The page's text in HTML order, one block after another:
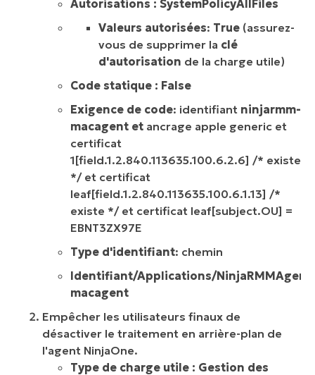
Autorisations : SystemPolicyAllFiles
Valeurs autorisées: True (assurez-
vous de supprimer la clé
d'autorisation de la charge utile)
Code statique : False
Exigence de code: identifiant ninjarmm-
macagent et ancrage apple generic et
certificat
1[field.1.2.840.113635.100.6.2.6] /* existe
*/ et certificat
leaf[field.1.2.840.113635.100.6.1.13] /*
existe */ et certificat leaf[subject.OU] =
EBNT3ZX97E
Type d'identifiant: chemin
Identifiant/Applications/
macagent
Empêcher les utilisateurs finaux de
désactiver le traitement en arrière-plan de
l'agent NinjaOne.
Type de charge utile : Gestion des